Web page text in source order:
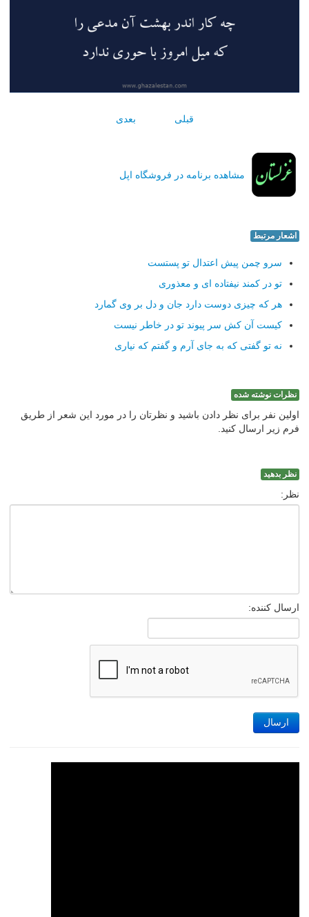
قبلی بعدی
مشاهده برنامه در فروشگاه اپل
اشعار مرتبط
سرو چمن پیش اعتدال تو پستست
تو در کمند نیفتاده ای و معذوری
هر که چیزی دوست دارد جان و دل بر وی گمارد
کیست آن کش سر پیوند تو در خاطر نیست
نه تو گفتی که به جای آرم و گفتم که نیاری
نظرات نوشته شده
اولین نفر برای نظر دادن باشید و نظرتان را در مورد این شعر از طریق
فرم زیر ارسال کنید.
نظر بدهید
نظر:
ارسال کننده:
ارسال